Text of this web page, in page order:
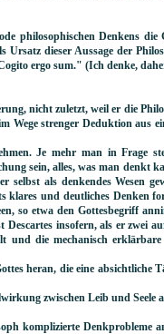
philosophischen Denkens die
Ursatz dieser Aussage der
ergo sum." (Ich denke,
nicht zuletzt, weil er die
Wege strenger Deduktion aus
Je mehr man in Frage
sein, alles, was man denkt
selbst als denkendes Wesen
klares und deutliches Denken
so etwa den Gottesbegriff
insofern, als er zwei
und die mechanisch
heran, die eine absichtliche
zwischen Leib und Seele
komplizierte Denkprobleme